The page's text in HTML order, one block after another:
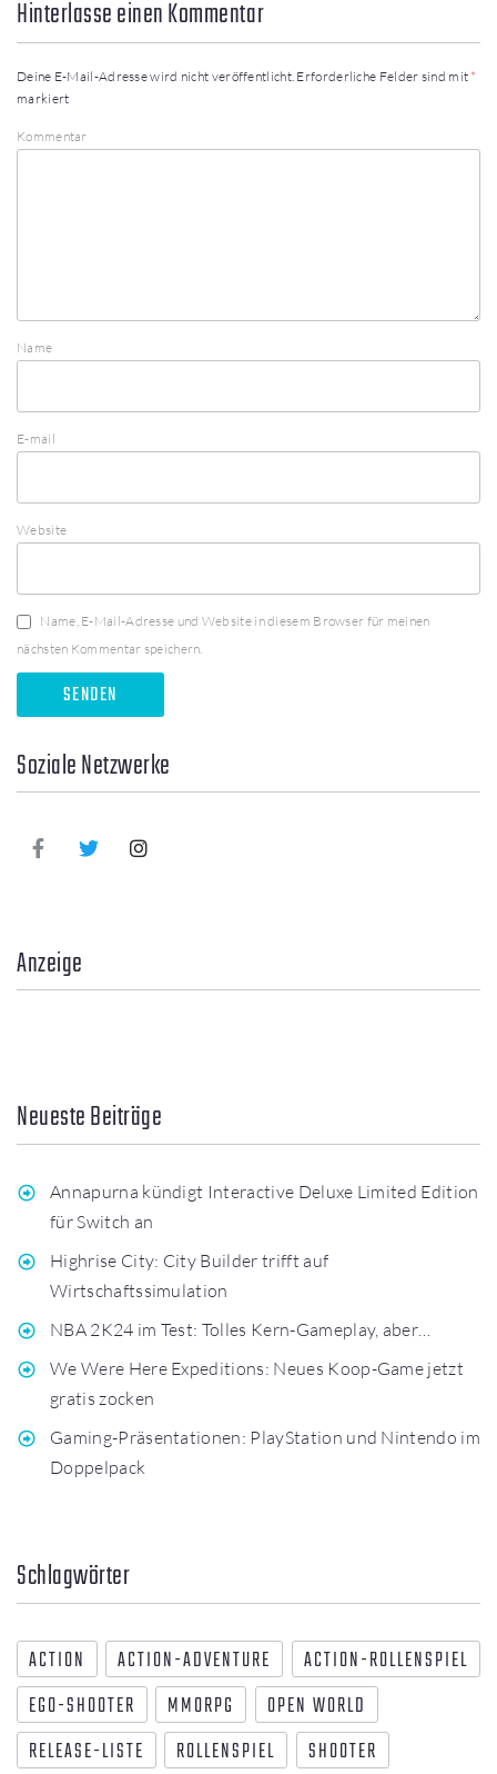
Hinterlasse einen Kommentar
Deine E-Mail-Adresse wird nicht veröffentlicht. Erforderliche Felder sind mit *
markiert
Kommentar
Name
E-mail
Website
Name, E-Mail-Adresse und Website in diesem Browser für meinen
nächsten Kommentar speichern.
Soziale Netzwerke
Anzeige
Neueste Beiträge
Annapurna kündigt Interactive Deluxe Limited Edition
für Switch an
Highrise City: City Builder trifft auf
Wirtschaftssimulation
NBA 2K24 im Test: Tolles Kern-Gameplay, aber…
We Were Here Expeditions: Neues Koop-Game jetzt
gratis zocken
Gaming-Präsentationen: PlayStation und Nintendo im
Doppelpack
Schlagwörter
ACTION ACTION-ADVENTURE
ACTION-ROLLENSPIEL
EGO-SHOOTER
MMORPG
OPEN WORLD
RELEASE-LISTE
ROLLENSPIEL
SHOOTER